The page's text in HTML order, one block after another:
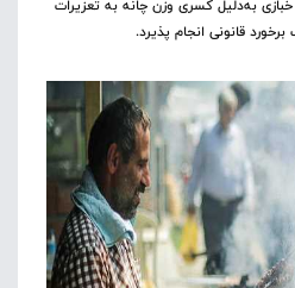
به‌دلیل کسری وزن چانه به تعزیرات
قانونی انجام پذیرد.